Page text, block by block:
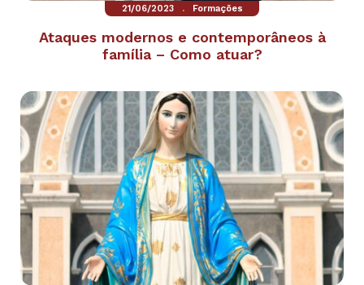
21/06/2023 . Formações
Ataques modernos e contemporâneos à
família – Como atuar?